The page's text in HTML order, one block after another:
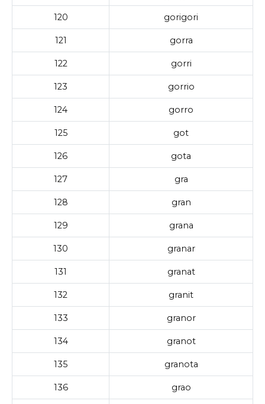
120 gorigori
121 gorra
122 gorri
123 gorrio
124 gorro
125 got
126 gota
127 gra
128 gran
129 grana
130 granar
131 granat
132 granit
133 granor
134 granot
135 granota
136 grao